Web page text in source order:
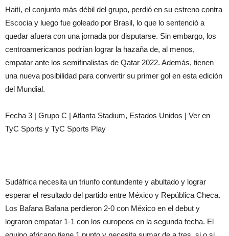
Haití, el conjunto más débil del grupo, perdió en su estreno contra
Escocia y luego fue goleado por Brasil, lo que lo sentenció a
quedar afuera con una jornada por disputarse. Sin embargo, los
centroamericanos podrían lograr la hazaña de, al menos,
empatar ante los semifinalistas de Qatar 2022. Además, tienen
una nueva posibilidad para convertir su primer gol en esta edición
del Mundial.
Fecha 3 | Grupo C | Atlanta Stadium, Estados Unidos | Ver en
TyC Sports y TyC Sports Play
Sudáfrica necesita un triunfo contundente y abultado y lograr
esperar el resultado del partido entre México y República Checa.
Los Bafana Bafana perdieron 2-0 con México en el debut y
lograron empatar 1-1 con los europeos en la segunda fecha. El